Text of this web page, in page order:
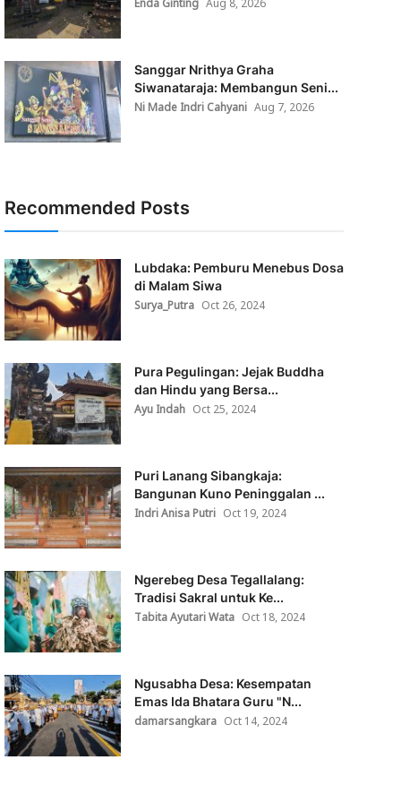
Sanggar Nrithya Graha
Siwanataraja: Membangun Seni...
Ni Made Indri Cahyani Aug 7, 2026
Recommended Posts
Lubdaka: Pemburu Menebus Dosa
di Malam Siwa
Surya_Putra Oct 26, 2024
Pura Pegulingan: Jejak Buddha
dan Hindu yang Bersa...
Ayu Indah Oct 25, 2024
Puri Lanang Sibangkaja:
Bangunan Kuno Peninggalan ...
Indri Anisa Putri Oct 19, 2024
Ngerebeg Desa Tegallalang:
Tradisi Sakral untuk Ke...
Tabita Ayutari Wata Oct 18, 2024
Ngusabha Desa: Kesempatan
Emas Ida Bhatara Guru "N...
damarsangkara Oct 14, 2024